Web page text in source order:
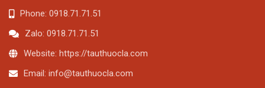
Phone: 0918.71.71.51
Zalo: 0918.71.71.51
Website: https://tauthuocla.com
Email: info@tauthuocla.com